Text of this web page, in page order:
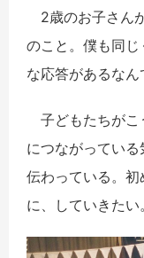
2歳のお子さん
のこと。僕も同
な応答があるなん
子どもたちがこ
につながっている
伝わっている。
に、していきたい。